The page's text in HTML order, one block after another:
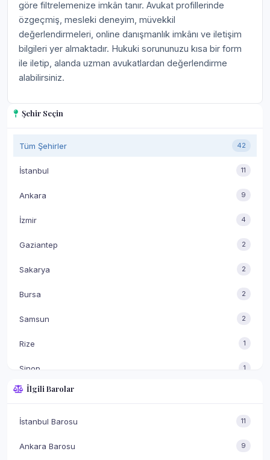
Şehir Seçin
Tüm Şehirler 42
İstanbul 11
Ankara 9
İzmir 4
Gaziantep 2
Sakarya 2
Bursa 2
Samsun 2
Rize 1
Sinop 1
Aksaray
Antalya 1
Tokat 1
İlgili Barolar
İstanbul Barosu 11
Ankara Barosu 9
göre filtrelemenize imkân tanır. Avukat profillerinde
özgeçmiş, mesleki deneyim, müvekkil
değerlendirmeleri, online danışmanlık imkânı ve iletişim
bilgileri yer almaktadır. Hukuki sorununuzu kısa bir form
ile iletip, alanda uzman avukatlardan değerlendirme
alabilirsiniz.